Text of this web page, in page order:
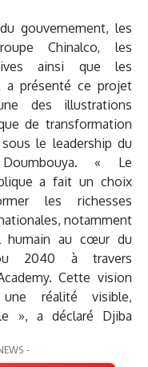
gouvernement, les
Chinalco, les
ainsi que les
a présenté ce projet
des illustrations
de transformation
le leadership du
« Le
a fait un choix
les richesses
notamment
humain au cœur du
2040 à travers
Cette vision
une réalité visible,
», a déclaré Djiba
-